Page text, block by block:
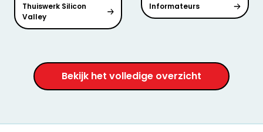
Thuiswerk Silicon
Valley
Informateurs
Bekijk het volledige overzicht